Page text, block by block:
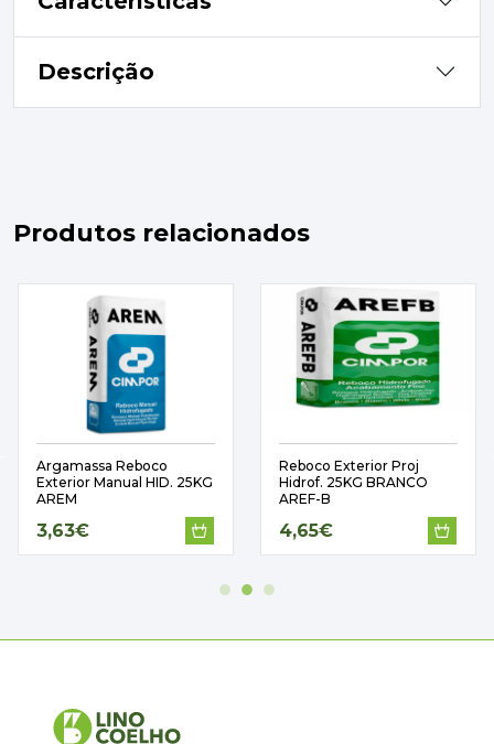
Descrição
Produtos relacionados
Argamassa Reboco
Exterior Manual HID. 25KG
AREM
3,63€
Reboco Exterior Proj
Hidrof. 25KG BRANCO
AREF-B
4,65€